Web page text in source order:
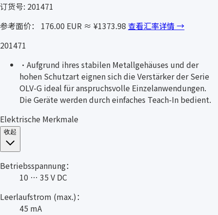
订货号: 201471
参考面价： 176.00 EUR ≈ ¥1373.98 查看汇率详情 →
201471
· Aufgrund ihres stabilen Metallgehäuses und der
hohen Schutzart eignen sich die Verstärker der Serie
OLV-G ideal für anspruchsvolle Einzelanwendungen.
Die Geräte werden durch einfaches Teach-In bedient.
Elektrische Merkmale
收起
Betriebsspannung：
10 … 35 V DC
Leerlaufstrom (max.)：
45 mA